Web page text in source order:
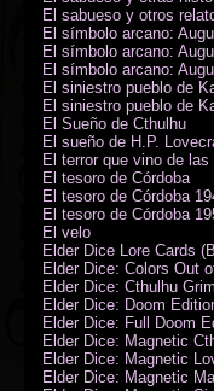
El sabueso y otros
El símbolo arcano:
El símbolo arcano:
El símbolo arcano:
El siniestro pueblo de
El siniestro pueblo de
El Sueño de Cthulhu
El sueño de H.P.
El terror que vino de las
El tesoro de Córdoba
El tesoro de Córdoba
El tesoro de Córdoba
El velo
Elder Dice Lore Cards
Elder Dice: Colors Out
Elder Dice: Cthulhu
Elder Dice: Doom
Elder Dice: Full Doom
Elder Dice: Magnetic
Elder Dice: Magnetic
Elder Dice: Magnetic